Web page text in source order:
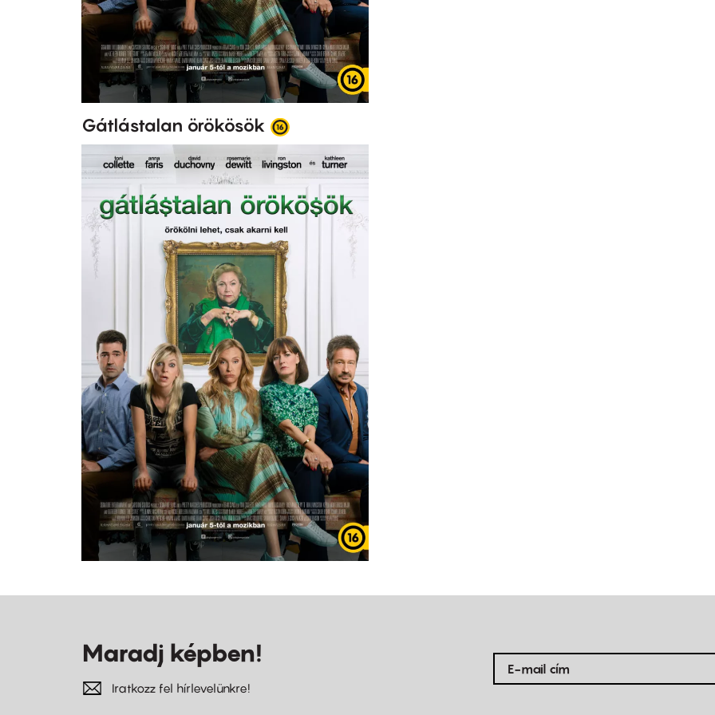
Gátlástalan örökösök
Maradj képben!
Iratkozz fel hírlevelünkre!